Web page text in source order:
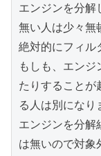
エンジンを分解
無い人は少々無
絶対的にフィル
もしも、エン
たりすることが
る人は別になり
エンジンを分解
は無いので対象